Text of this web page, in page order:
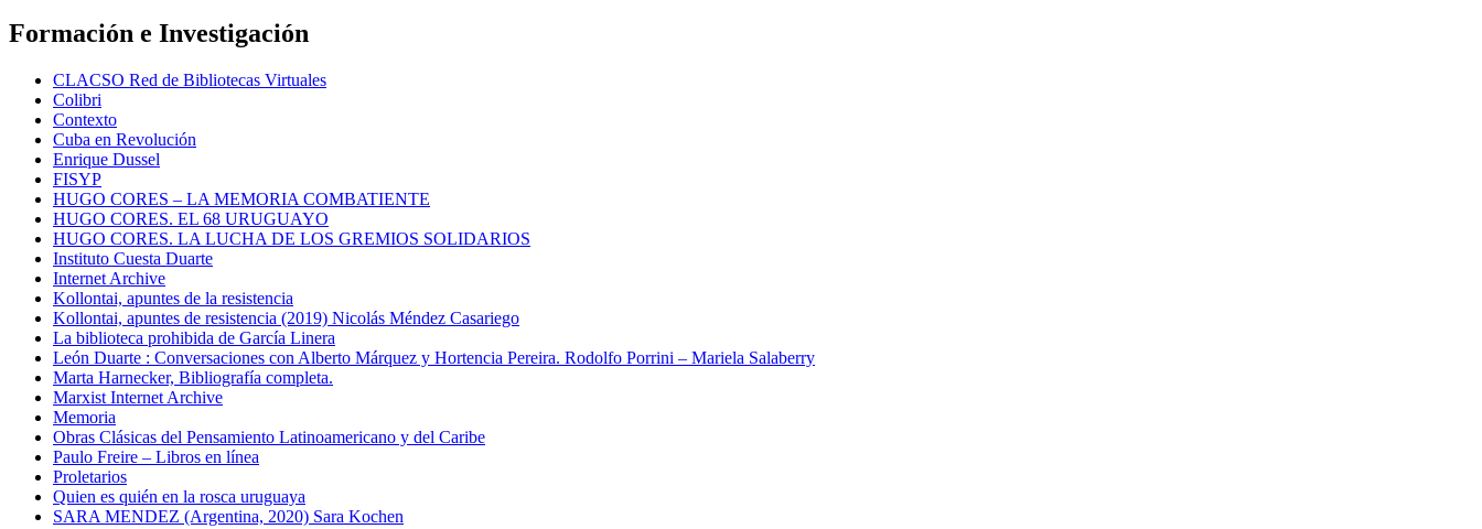
Formación e Investigación
CLACSO Red de Bibliotecas Virtuales
Colibri
Contexto
Cuba en Revolución
Enrique Dussel
FISYP
HUGO CORES – LA MEMORIA COMBATIENTE
HUGO CORES. EL 68 URUGUAYO
HUGO CORES. LA LUCHA DE LOS GREMIOS SOLIDARIOS
Instituto Cuesta Duarte
Internet Archive
Kollontai, apuntes de la resistencia
Kollontai, apuntes de resistencia (2019) Nicolás Méndez Casariego
La biblioteca prohibida de García Linera
León Duarte : Conversaciones con Alberto Márquez y Hortencia Pereira. Rodolfo Porrini – Mariela Salaberry
Marta Harnecker, Bibliografía completa.
Marxist Internet Archive
Memoria
Obras Clásicas del Pensamiento Latinoamericano y del Caribe
Paulo Freire – Libros en línea
Proletarios
Quien es quién en la rosca uruguaya
SARA MENDEZ (Argentina, 2020) Sara Kochen